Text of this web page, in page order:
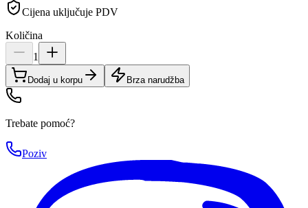
Cijena uključuje PDV
Količina
1
Dodaj u korpu Brza narudžba
Trebate pomoć?
Poziv